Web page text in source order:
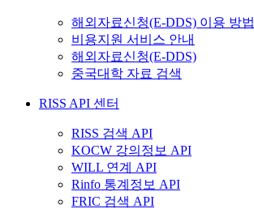
해외자료신청(E-DDS) 이용 방법
비용지원 서비스 안내
해외자료신청(E-DDS)
중국대학 자료 검색
RISS API 센터
RISS 검색 API
KOCW 강의정보 API
WILL 연계 API
Rinfo 통계정보 API
FRIC 검색 API